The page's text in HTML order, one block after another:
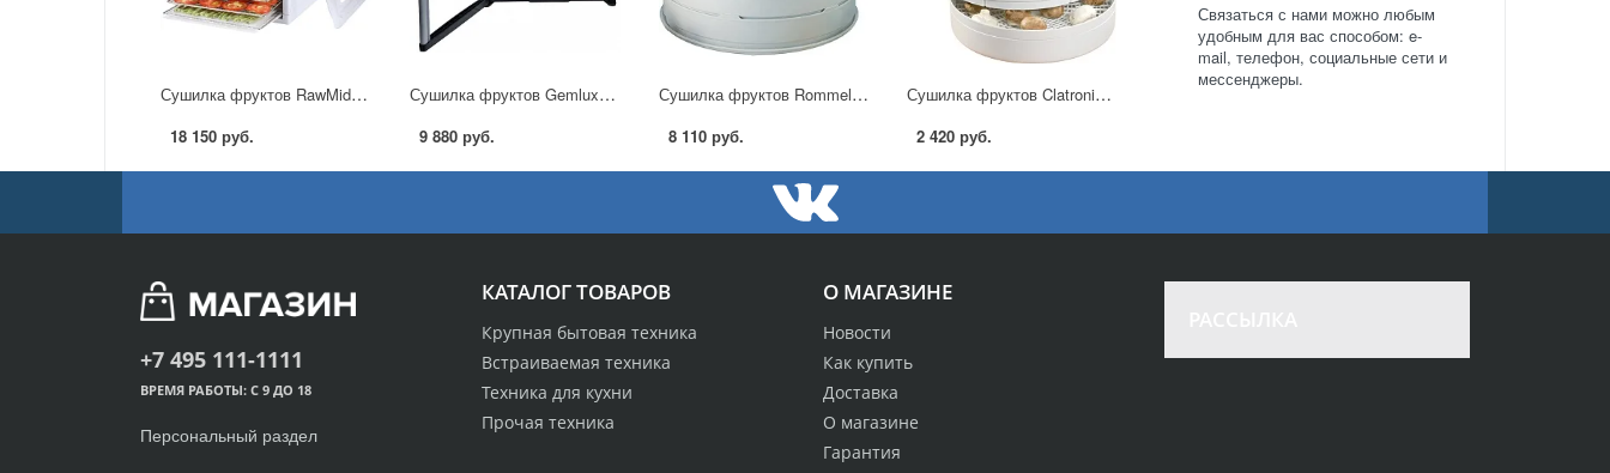
Сушилка фруктов RawMid Dream Vitamin DDV-10 в Москве
18 150 руб.
Сушилка фруктов Gemlux GL-FD-800D в Москве
9 880 руб.
Сушилка фруктов Rommelsbacher DA 750 в Москве
8 110 руб.
Сушилка фруктов Clatronic DR 2751 в Москве
2 420 руб.
Связаться с нами можно любым
удобным для вас способом: e-
mail, телефон, социальные сети и
мессенджеры.
О МАГАЗИНЕ
Новости
Как купить
Доставка
О магазине
Гарантия
КАТАЛОГ ТОВАРОВ
Крупная бытовая техника
Встраиваемая техника
Техника для кухни
Прочая техника
+7 495 111-1111
ВРЕМЯ РАБОТЫ: С 9 ДО 18
Персональный раздел